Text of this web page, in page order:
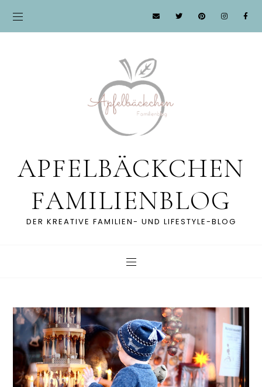
APFELBÄCKCHEN
FAMILIENBLOG
DER KREATIVE FAMILIEN- UND LIFESTYLE-BLOG